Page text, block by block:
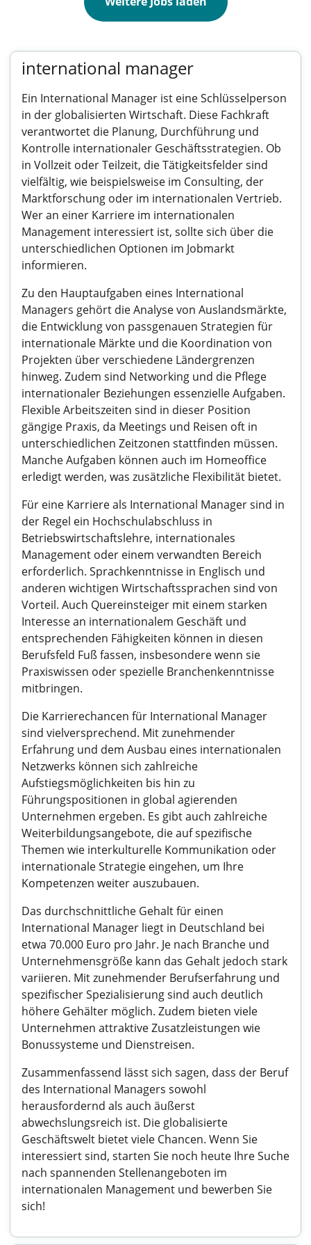
international manager
Ein International Manager ist eine Schlüsselperson
in der globalisierten Wirtschaft. Diese Fachkraft
verantwortet die Planung, Durchführung und
Kontrolle internationaler Geschäftsstrategien. Ob
in Vollzeit oder Teilzeit, die Tätigkeitsfelder sind
vielfältig, wie beispielsweise im Consulting, der
Marktforschung oder im internationalen Vertrieb.
Wer an einer Karriere im internationalen
Management interessiert ist, sollte sich über die
unterschiedlichen Optionen im Jobmarkt
informieren.
Zu den Hauptaufgaben eines International
Managers gehört die Analyse von Auslandsmärkte,
die Entwicklung von passgenauen Strategien für
internationale Märkte und die Koordination von
Projekten über verschiedene Ländergrenzen
hinweg. Zudem sind Networking und die Pflege
internationaler Beziehungen essenzielle Aufgaben.
Flexible Arbeitszeiten sind in dieser Position
gängige Praxis, da Meetings und Reisen oft in
unterschiedlichen Zeitzonen stattfinden müssen.
Manche Aufgaben können auch im Homeoffice
erledigt werden, was zusätzliche Flexibilität bietet.
Für eine Karriere als International Manager sind in
der Regel ein Hochschulabschluss in
Betriebswirtschaftslehre, internationales
Management oder einem verwandten Bereich
erforderlich. Sprachkenntnisse in Englisch und
anderen wichtigen Wirtschaftssprachen sind von
Vorteil. Auch Quereinsteiger mit einem starken
Interesse an internationalem Geschäft und
entsprechenden Fähigkeiten können in diesen
Berufsfeld Fuß fassen, insbesondere wenn sie
Praxiswissen oder spezielle Branchenkenntnisse
mitbringen.
Die Karrierechancen für International Manager
sind vielversprechend. Mit zunehmender
Erfahrung und dem Ausbau eines internationalen
Netzwerks können sich zahlreiche
Aufstiegsmöglichkeiten bis hin zu
Führungspositionen in global agierenden
Unternehmen ergeben. Es gibt auch zahlreiche
Weiterbildungsangebote, die auf spezifische
Themen wie interkulturelle Kommunikation oder
internationale Strategie eingehen, um Ihre
Kompetenzen weiter auszubauen.
Das durchschnittliche Gehalt für einen
International Manager liegt in Deutschland bei
etwa 70.000 Euro pro Jahr. Je nach Branche und
Unternehmensgröße kann das Gehalt jedoch stark
variieren. Mit zunehmender Berufserfahrung und
spezifischer Spezialisierung sind auch deutlich
höhere Gehälter möglich. Zudem bieten viele
Unternehmen attraktive Zusatzleistungen wie
Bonussysteme und Dienstreisen.
Zusammenfassend lässt sich sagen, dass der Beruf
des International Managers sowohl
herausfordernd als auch äußerst
abwechslungsreich ist. Die globalisierte
Geschäftswelt bietet viele Chancen. Wenn Sie
interessiert sind, starten Sie noch heute Ihre Suche
nach spannenden Stellenangeboten im
internationalen Management und bewerben Sie
sich!